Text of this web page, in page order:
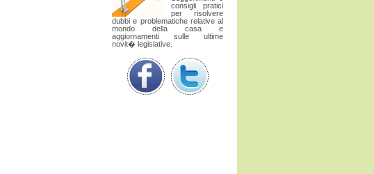
consigli pratici
per risolvere
dubbi e problematiche relative al
mondo della casa e
aggiornamenti sulle ultime
novit� legislative.